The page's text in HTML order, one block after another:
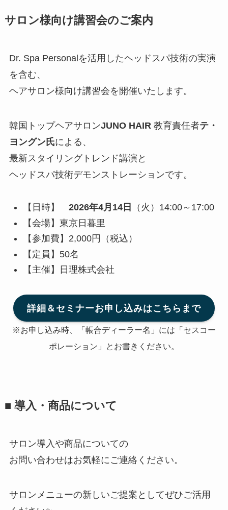
サロン様向け講習会のご案内
Dr. Spa Personalを活用したヘッドスパ技術の実演
を含む、
ヘアサロン様向け講習会を開催いたします。
韓国トップヘアサロンJUNO HAIR 教育責任者テ・
ヨングン氏による、
最新スタイリングトレンド講演と
ヘッドスパ技術デモンストレーションです。
【日時】 2026年4月14日
（火）14:00～17:00
【会場】東京日暮里
【参加費】2,000円（税込）
【定員】50名
【主催】日理株式会社
詳細＆セミナーお申し込みはこちらまで
※お申し込み時、「帳合ディーラー名」には「セスコー
ポレーション」とお書きください。
■ 導入・商品について
サロン導入や商品についての
お問い合わせはお気軽にご連絡ください。
サロンメニューの新しいご提案としてぜひご活用